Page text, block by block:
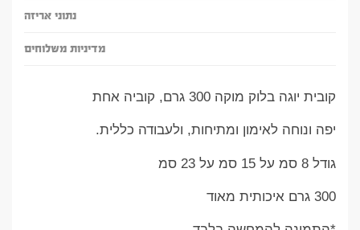
נתוני אריזה
מדיניות משלוחים
קובית יוגה בלוק מוקה 300 גרם, קוביה אחת
יפה ונוחה לאימון ומתיחות, ולעבודה כללית.
גודל 8 סמ על 15 סמ על 23 סמ
300 גרם איכותית מאוד